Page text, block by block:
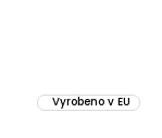
Vyrobeno v EU